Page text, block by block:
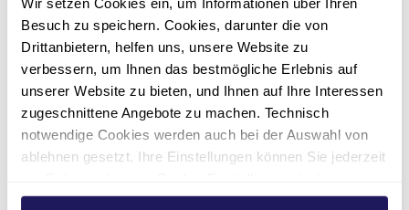
Besuch zu speichern. Cookies, darunter die von
Drittanbietern, helfen uns, unsere Website zu
verbessern, um Ihnen das bestmögliche Erlebnis auf
unserer Website zu bieten, und Ihnen auf Ihre Interessen
zugeschnittene Angebote zu machen. Technisch
notwendige Cookies werden auch bei der Auswahl von
ablehnen gesetzt. Ihre Einstellungen können Sie jederzeit
Weitere Informationen hierzu finden Sie in unserer
pdf·1 MB
Anmeldeformular
pdf· 212 KB
Energieausweis